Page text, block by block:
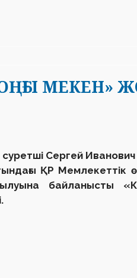
МЕКЕН»
суретші Сергей
ҚР Мемлекеттік
байланысты